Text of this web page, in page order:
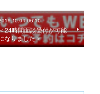
06:10
24時間面談受付が可能
なりました＞